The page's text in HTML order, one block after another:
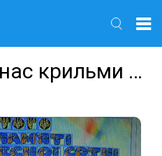
крильми …